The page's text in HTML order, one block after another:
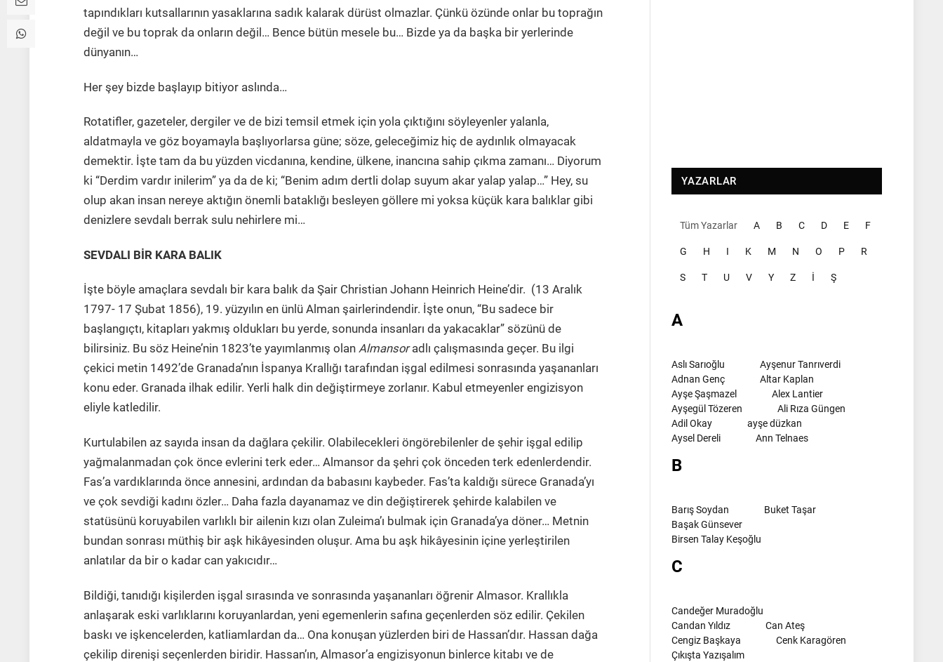
tapındıkları kutsallarının yasaklarına sadık kalarak dürüst olmazlar. Çünkü özünde onlar bu toprağın
değil ve bu toprak da onların değil… Bence bütün mesele bu… Bizde ya da başka bir yerlerinde
dünyanın…
Her şey bizde başlayıp bitiyor aslında…
Rotatifler, gazeteler, dergiler ve de bizi temsil etmek için yola çıktığını söyleyenler yalanla,
aldatmayla ve göz boyamayla başlıyorlarsa güne; söze, geleceğimiz hiç de aydınlık olmayacak
demektir. İşte tam da bu yüzden vicdanına, kendine, ülkene, inancına sahip çıkma zamanı… Diyorum
ki “Derdim vardır inilerim” ya da de ki; “Benim adım dertli dolap suyum akar yalap yalap…” Hey, su
olup akan insan nereye aktığın önemli bataklığı besleyen göllere mi yoksa küçük kara balıklar gibi
denizlere sevdalı berrak sulu nehirlere mi…
SEVDALI BİR KARA BALIK
İşte böyle amaçlara sevdalı bir kara balık da Şair Christian Johann Heinrich Heine’dir. (13 Aralık
1797- 17 Şubat 1856), 19. yüzyılın en ünlü Alman şairlerindendir. İşte onun, “Bu sadece bir
başlangıçtı, kitapları yakmış oldukları bu yerde, sonunda insanları da yakacaklar” sözünü de
bilirsiniz. Bu söz Heine’nin 1823’te yayımlanmış olan Almansoradlı çalışmasında geçer. Bu ilgi
çekici metin 1492’de Granada’nın İspanya Krallığı tarafından işgal edilmesi sonrasında yaşananları
konu eder. Granada ilhak edilir. Yerli halk din değiştirmeye zorlanır. Kabul etmeyenler engizisyon
eliyle katledilir.
Kurtulabilen az sayıda insan da dağlara çekilir. Olabilecekleri öngörebilenler de şehir işgal edilip
yağmalanmadan çok önce evlerini terk eder… Almansor da şehri çok önceden terk edenlerdendir.
Fas’a vardıklarında önce annesini, ardından da babasını kaybeder. Fas’ta kaldığı sürece Granada’yı
ve çok sevdiği kadını özler… Daha fazla dayanamaz ve din değiştirerek şehirde kalabilen ve
statüsünü koruyabilen varlıklı bir ailenin kızı olan Zuleima’ı bulmak için Granada’ya döner… Metnin
bundan sonrası müthiş bir aşk hikâyesinden oluşur. Ama bu aşk hikâyesinin içine yerleştirilen
anlatılar da bir o kadar can yakıcıdır…
Bildiği, tanıdığı kişilerden işgal sırasında ve sonrasında yaşananları öğrenir Almasor. Krallıkla
anlaşarak eski varlıklarını koruyanlardan, yeni egemenlerin safına geçenlerden söz edilir. Çekilen
baskı ve işkencelerden, katliamlardan da… Ona konuşan yüzlerden biri de Hassan’dır. Hassan dağa
çekilip direnişi seçenlerden biridir. Hassan’ın, Almasor’a engizisyonun binlerce kitabı ve de
YAZARLAR
Tüm Yazarlar A B C D E F
G H I K M N O P R
S T U V Y Z İ Ş
A
Aslı Sarıoğlu
Ayşenur Tanrıverdi
Adnan Genç
Altar Kaplan
Ayşe Şaşmazel
Alex Lantier
Ayşegül Tözeren
Ali Rıza Güngen
Adil Okay
ayşe düzkan
Aysel Dereli
Ann Telnaes
B
Barış Soydan
Buket Taşar
Başak Günsever
Birsen Talay Keşoğlu
C
Candeğer Muradoğlu
Candan Yıldız
Can Ateş
Cengiz Başkaya
Cenk Karagören
Çıkışta Yazışalım